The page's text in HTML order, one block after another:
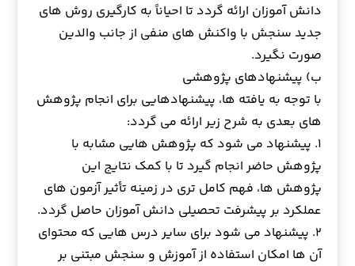
دانش آموزان ارائه گردد تا احیاناً به کارگیری روش های
جدید سنجش با واکنش های منفی از جانب والدین
صورت نگیرد.
ب) پیشنهادهای پژوهشی
با توجه به یافته ها، پیشنهادهایی برای انجام پژوهش
های بعدی به شرح زیر ارائه می گردد:
۱. پیشنهاد می شود که پژوهش هایی مشابه با
پژوهش حاضر انجام گیرد تا با کمک نتایج این
پژوهش ها، فهم کامل تری در زمینه تأثیر آزمون های
عملکرد بر پیشرفت تحصیلی دانش آموزان حاصل گردد.
۲. پیشنهاد می شود برای سایر درس هایی که محتوای
آن ها امکان استفاده از آموزش و سنجش مبتنی بر